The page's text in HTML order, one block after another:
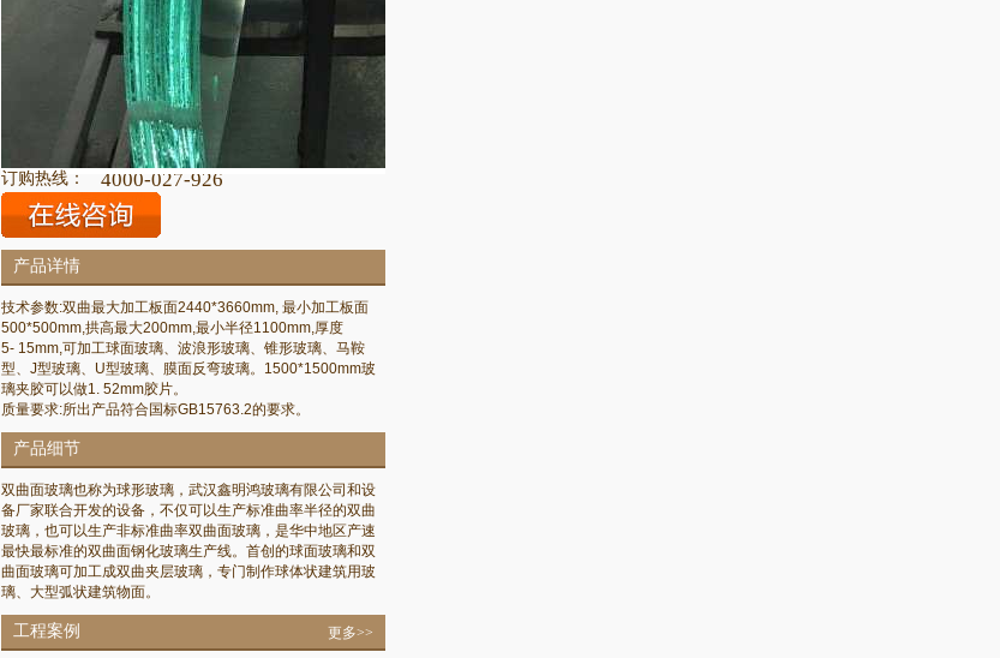
订购热线： 4000-027-926
产品详情
技术参数:双曲最大加工板面2440*3660mm, 最小加工板面
500*500mm,拱高最大200mm,最小半径1100mm,厚度
5- 15mm,可加工球面玻璃、波浪形玻璃、锥形玻璃、马鞍
型、J型玻璃、U型玻璃、膜面反弯玻璃。1500*1500mm玻
璃夹胶可以做1. 52mm胶片。
质量要求:所出产品符合国标GB15763.2的要求。
产品细节
双曲面玻璃也称为球形玻璃，武汉鑫明鸿玻璃有限公司和设
备厂家联合开发的设备，不仅可以生产标准曲率半径的双曲
玻璃，也可以生产非标准曲率双曲面玻璃，是华中地区产速
最快最标准的双曲面钢化玻璃生产线。首创的球面玻璃和双
曲面玻璃可加工成双曲夹层玻璃，专门制作球体状建筑用玻
璃、大型弧状建筑物面。
工程案例 更多>>